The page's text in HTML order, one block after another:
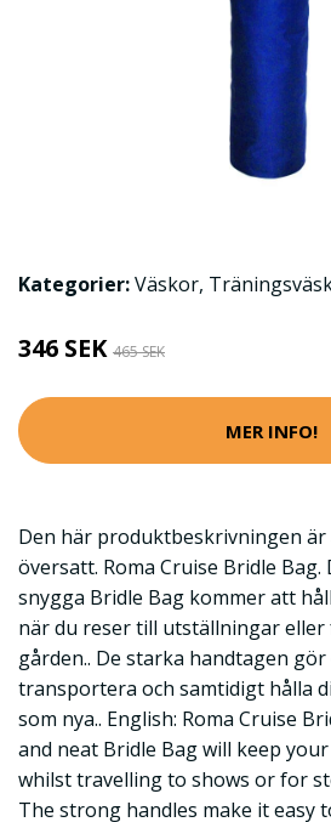
Kategorier:Väskor,
346 SEK 465 SEK
MER INFO!
Den här produktbeskrivningen
översatt. Roma Cruise Bridle
snygga Bridle Bag kommer att
när du reser till utställningar
gården.. De starka handtagen
transportera och samtidigt hålla
som nya.. English: Roma Cruise
and neat Bridle Bag will keep
whilst travelling to shows or for
The strong handles make it easy